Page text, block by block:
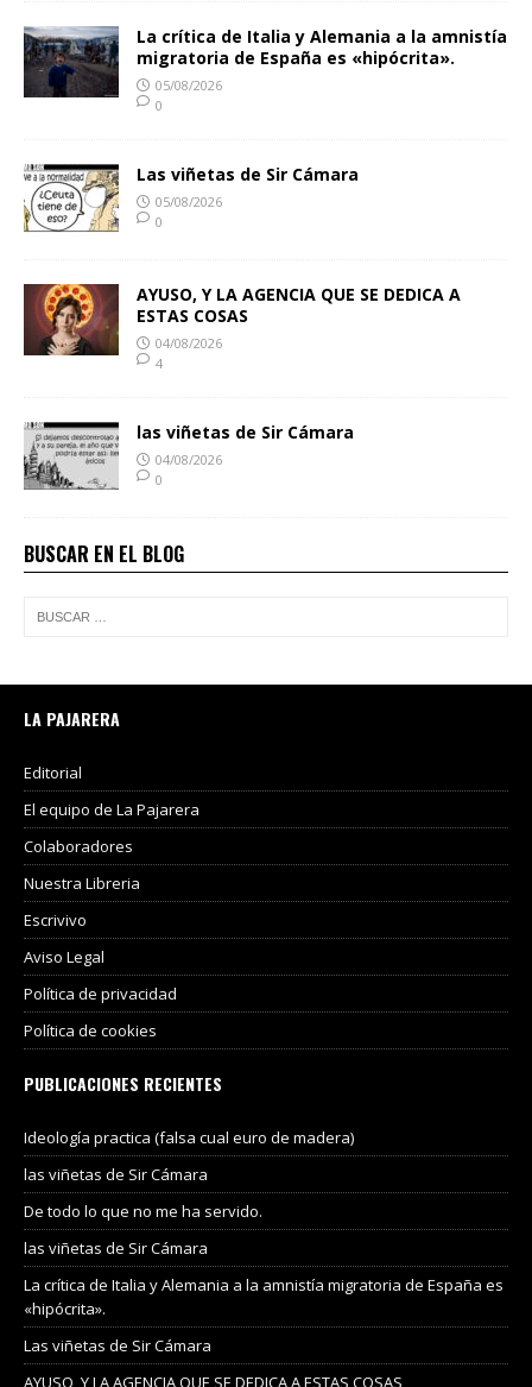
La crítica de Italia y Alemania a la amnistía
migratoria de España es «hipócrita».
05/08/2026
0
Las viñetas de Sir Cámara
05/08/2026
0
AYUSO, Y LA AGENCIA QUE SE DEDICA A
ESTAS COSAS
04/08/2026
4
las viñetas de Sir Cámara
04/08/2026
0
BUSCAR EN EL BLOG
LA PAJARERA
Editorial
El equipo de La Pajarera
Colaboradores
Nuestra Libreria
Escrivivo
Aviso Legal
Política de privacidad
Política de cookies
PUBLICACIONES RECIENTES
Ideología practica (falsa cual euro de madera)
las viñetas de Sir Cámara
De todo lo que no me ha servido.
las viñetas de Sir Cámara
La crítica de Italia y Alemania a la amnistía migratoria de España es
«hipócrita».
Las viñetas de Sir Cámara
AYUSO, Y LA AGENCIA QUE SE DEDICA A ESTAS COSAS